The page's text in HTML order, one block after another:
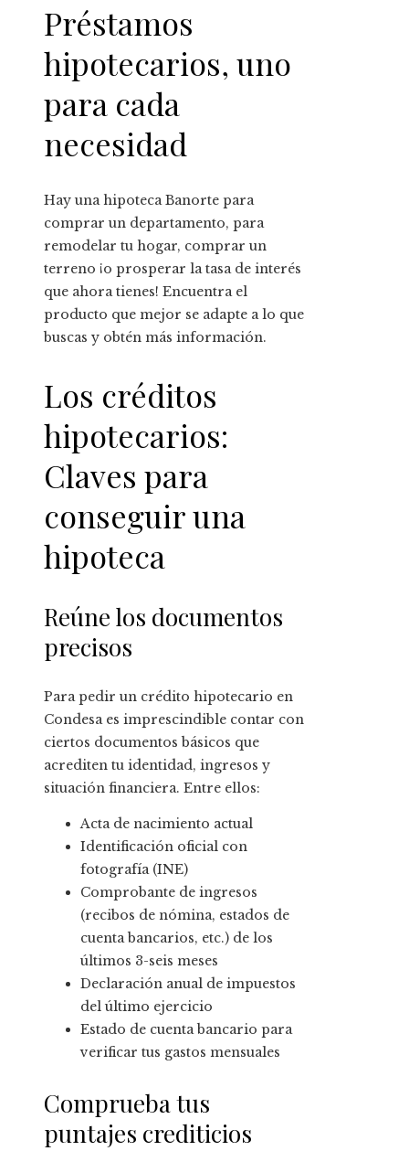
Préstamos
hipotecarios, uno
para cada
necesidad
Hay una hipoteca Banorte para
comprar un departamento, para
remodelar tu hogar, comprar un
terreno ¡o prosperar la tasa de interés
que ahora tienes! Encuentra el
producto que mejor se adapte a lo que
buscas y obtén más información.
Los créditos
hipotecarios:
Claves para
conseguir una
hipoteca
Reúne los documentos
precisos
Para pedir un crédito hipotecario en
Condesa es imprescindible contar con
ciertos documentos básicos que
acrediten tu identidad, ingresos y
situación financiera. Entre ellos:
Acta de nacimiento actual
Identificación oficial con
fotografía (INE)
Comprobante de ingresos
(recibos de nómina, estados de
cuenta bancarios, etc.) de los
últimos 3-seis meses
Declaración anual de impuestos
del último ejercicio
Estado de cuenta bancario para
verificar tus gastos mensuales
Comprueba tus
puntajes crediticios